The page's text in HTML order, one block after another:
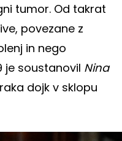
tumor. Od takrat
povezane z
in nego
je soustanovil Nina
dojk v sklopu